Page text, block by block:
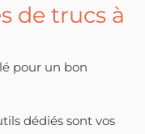
de trucs à
pour un bon
dédiés sont vos